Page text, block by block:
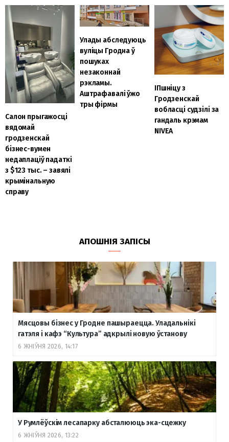
Салон прыгажосці
вядомай
гродзенскай
бізнес-вумен
недаплаціў падаткі
з $123 тыс. – завялі
крымінальную
справу
Улады абследуюць
вуліцы Гродна ў
пошуках
незаконнай
рэкламы.
Аштрафавалі ўжо
тры фірмы
ІПшніцу з
Гродзенскай
вобласці судзілі за
гандаль крэмам
NIVEA
АПОШНІЯ ЗАПІСЫ
Мясцовы бізнес у Гродне пашыраецца. Уладальнікі
гатэля і кафэ “Культура” адкрылі новую ўстанову
6 ЖНІЎНЯ 2026, 14:17
У Румлёўскім лесапарку абсталююць эка-сцежку
6 ЖНІЎНЯ 2026, 13:22